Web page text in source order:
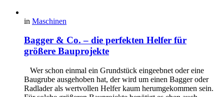
in Maschinen
Bagger & Co. – die perfekten Helfer für
größere Bauprojekte
Wer schon einmal ein Grundstück eingeebnet oder eine
Baugrube ausgehoben hat, der wird um einen Bagger oder
Radlader als wertvollen Helfer kaum herumgekommen sein.